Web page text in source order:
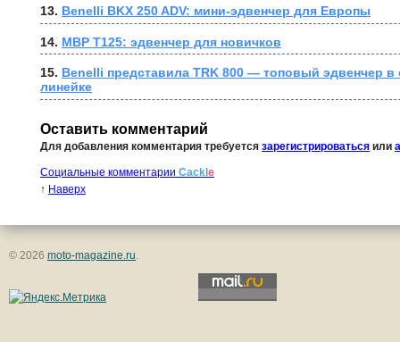
13. Benelli BKX 250 ADV: мини-эдвенчер для Европы
14. MBP T125: эдвенчер для новичков
15. Benelli представила TRK 800 — топовый эдвенчер
линейке
Оставить комментарий
Для добавления комментария требуется зарегистрироваться или
Социальные комментарии Cackl e
↑ Наверх
© 2026 moto-magazine.ru.